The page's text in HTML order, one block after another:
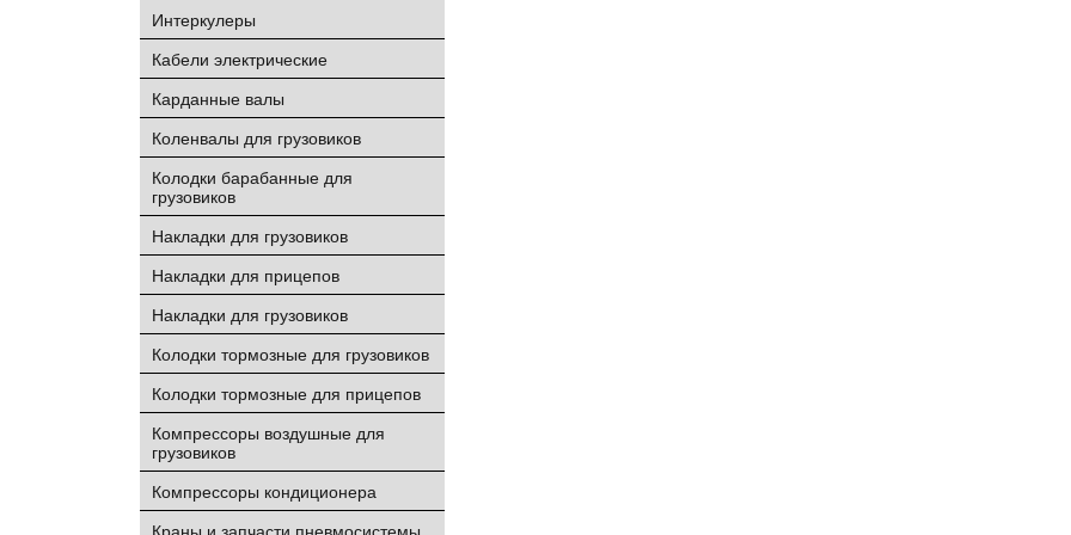
Интеркулеры
Кабели электрические
Карданные валы
Коленвалы для грузовиков
Колодки барабанные для
грузовиков
Накладки для грузовиков
Накладки для прицепов
Накладки для грузовиков
Колодки тормозные для грузовиков
Колодки тормозные для прицепов
Компрессоры воздушные для
грузовиков
Компрессоры кондиционера
Краны и запчасти пневмосистемы